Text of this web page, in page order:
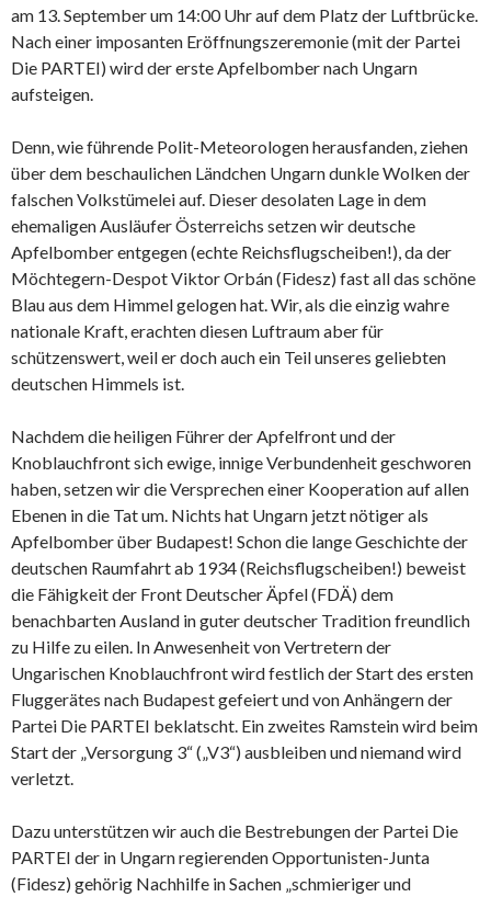
am 13. September um 14:00 Uhr auf dem Platz der Luftbrücke.
Nach einer imposanten Eröffnungszeremonie (mit der Partei
Die PARTEI) wird der erste Apfelbomber nach Ungarn
aufsteigen.
Denn, wie führende Polit-Meteorologen herausfanden, ziehen
über dem beschaulichen Ländchen Ungarn dunkle Wolken der
falschen Volkstümelei auf. Dieser desolaten Lage in dem
ehemaligen Ausläufer Österreichs setzen wir deutsche
Apfelbomber entgegen (echte Reichsflugscheiben!), da der
Möchtegern-Despot Viktor Orbán (Fidesz) fast all das schöne
Blau aus dem Himmel gelogen hat. Wir, als die einzig wahre
nationale Kraft, erachten diesen Luftraum aber für
schützenswert, weil er doch auch ein Teil unseres geliebten
deutschen Himmels ist.
Nachdem die heiligen Führer der Apfelfront und der
Knoblauchfront sich ewige, innige Verbundenheit geschworen
haben, setzen wir die Versprechen einer Kooperation auf allen
Ebenen in die Tat um. Nichts hat Ungarn jetzt nötiger als
Apfelbomber über Budapest! Schon die lange Geschichte der
deutschen Raumfahrt ab 1934 (Reichsflugscheiben!) beweist
die Fähigkeit der Front Deutscher Äpfel (FDÄ) dem
benachbarten Ausland in guter deutscher Tradition freundlich
zu Hilfe zu eilen. In Anwesenheit von Vertretern der
Ungarischen Knoblauchfront wird festlich der Start des ersten
Fluggerätes nach Budapest gefeiert und von Anhängern der
Partei Die PARTEI beklatscht. Ein zweites Ramstein wird beim
Start der „Versorgung 3“ („V3“) ausbleiben und niemand wird
verletzt.
Dazu unterstützen wir auch die Bestrebungen der Partei Die
PARTEI der in Ungarn regierenden Opportunisten-Junta
(Fidesz) gehörig Nachhilfe in Sachen „schmieriger und